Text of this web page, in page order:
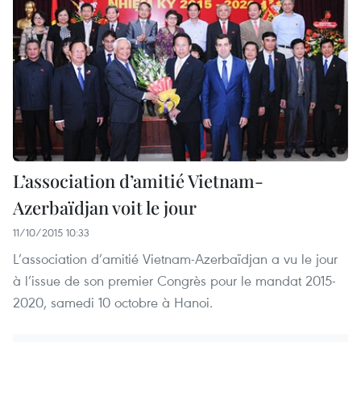
L’association d’amitié Vietnam-
Azerbaïdjan voit le jour
11/10/2015 10:33
L’association d’amitié Vietnam-Azerbaïdjan a vu le jour
à l’issue de son premier Congrès pour le mandat 2015-
2020, samedi 10 octobre à Hanoi.